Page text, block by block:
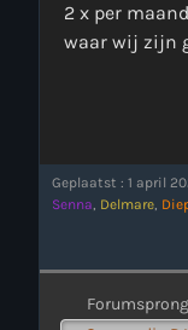
2 x per
waar wij zijn
Geplaatst : 1 april
Senna, Delmare,